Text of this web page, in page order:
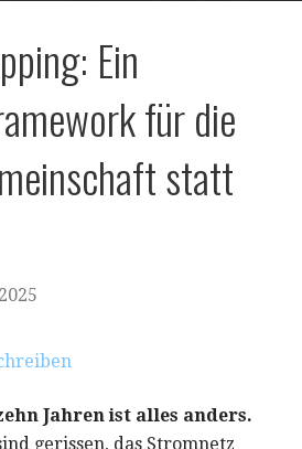
Ein
für die
statt
Jahren ist alles anders.
gerissen, das Stromnetz